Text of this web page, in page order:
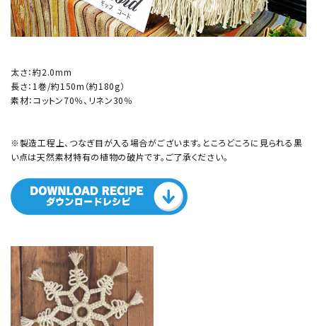
太さ：約2.0mm
長さ：1巻/約150m（約180g）
素材：コットン70％、リネン30％
※製造工程上、つなぎ目が入る場合がございます。ところどころに見られる黒
い点は天然素材特有の植物の破片です。ご了承ください。